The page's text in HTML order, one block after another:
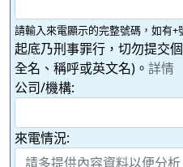
請輸入來電顯示的完整號碼，如有+
起底乃刑事罪行，切勿提交
全名、稱呼或英文名)。 詳情
公司/機構:
來電情況: